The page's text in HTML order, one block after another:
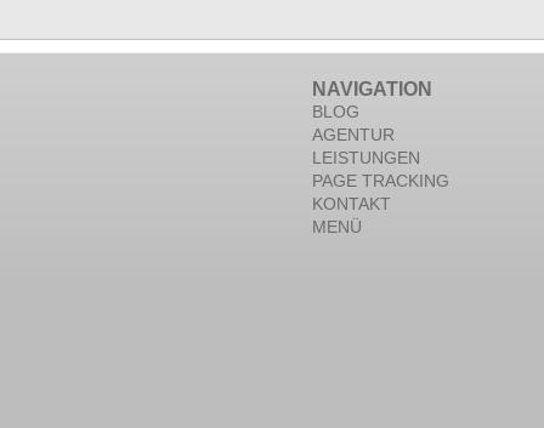
NAVIGATION
BLOG
AGENTUR
LEISTUNGEN
PAGE TRACKING
KONTAKT
MENÜ